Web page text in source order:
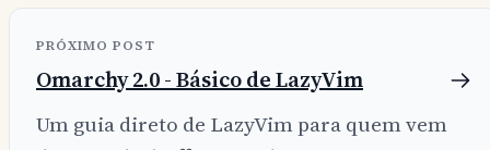
PRÓXIMO POST
Omarchy 2.0 - Básico de LazyVim
Um guia direto de LazyVim para quem vem